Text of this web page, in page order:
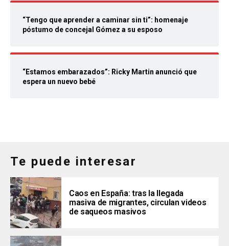
“Tengo que aprender a caminar sin ti”: homenaje
póstumo de concejal Gómez a su esposo
“Estamos embarazados”: Ricky Martin anunció que
espera un nuevo bebé
Te puede interesar
Caos en España: tras la llegada
masiva de migrantes, circulan videos
de saqueos masivos